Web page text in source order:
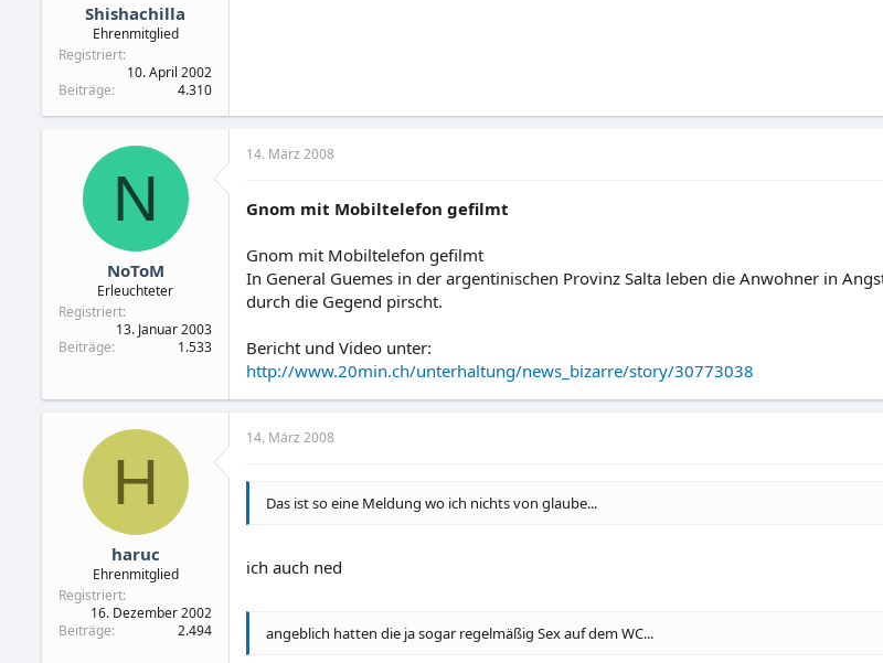
Shishachilla
Ehrenmitglied
Registriert
10. April 2002
Beiträge
4.310
N
NoToM
Erleuchteter
Registriert
13. Januar 2003
Beiträge
1.533
14. März 2008
Gnom mit Mobiltelefon gefilmt
Gnom mit Mobiltelefon gefilmt
In General Guemes in der argentinischen Provinz Salta leben die Anwohner in
durch die Gegend pirscht.
Bericht und Video unter:
http://www.20min.ch/unterhaltung/news_bizarre/story/30773038
H
haruc
Ehrenmitglied
Registriert
16. Dezember 2002
Beiträge
2.494
14. März 2008
Das ist so eine Meldung wo ich nichts von glaube...
ich auch ned
angeblich hatten die ja sogar regelmäßig Sex auf dem WC...